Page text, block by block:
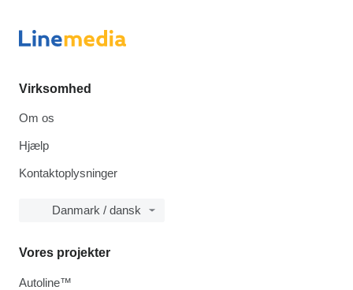
Virksomhed
Om os
Hjælp
Kontaktoplysninger
Danmark / dansk
Vores projekter
Autoline™